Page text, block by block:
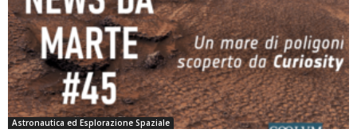
Astronautica ed Esplorazione Spaziale